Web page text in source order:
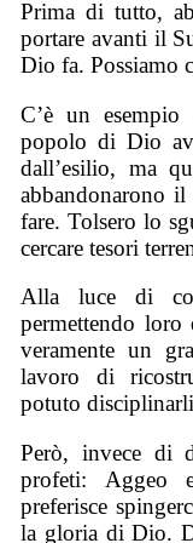
Prima di tutto,
portare avanti il
Dio fa. Possiamo
C’è un
popolo di Dio
dall’esilio, ma
abbandonarono
fare. Tolsero lo
cercare tesori
Alla luce di
permettendo loro
veramente un
lavoro di
potuto
Però, invece di
profeti: Aggeo
preferisce
la gloria di Dio.